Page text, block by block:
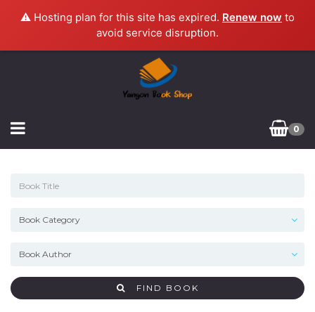
⚠️ Hosting plan for this site has expired. Renew now to
avoid service disruption.
0
FIND BOOK